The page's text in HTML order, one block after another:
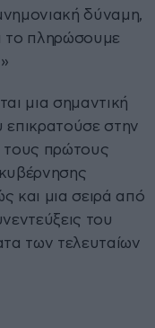
δύναμη,
το πληρώσουμε
μια σημαντική
επικρατούσε στην
τους πρώτους
και μια σειρά από
του
των τελευταίων